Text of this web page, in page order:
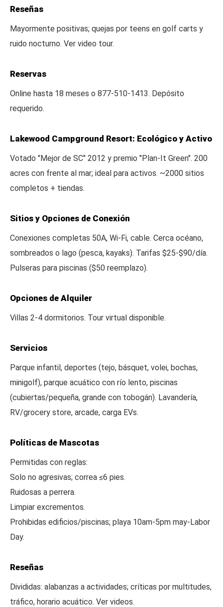
Reseñas
Mayormente positivas; quejas por teens en golf carts y
ruido nocturno. Ver video tour.
Reservas
Online hasta 18 meses o 877-510-1413. Depósito
requerido.
Lakewood Campground Resort: Ecológico y Activo
Votado "Mejor de SC" 2012 y premio "Plan-It Green". 200
acres con frente al mar; ideal para activos. ~2000 sitios
completos + tiendas.
Sitios y Opciones de Conexión
Conexiones completas 50A, Wi-Fi, cable. Cerca océano,
sombreados o lago (pesca, kayaks). Tarifas $25-$90/día.
Pulseras para piscinas ($50 reemplazo).
Opciones de Alquiler
Villas 2-4 dormitorios. Tour virtual disponible.
Servicios
Parque infantil, deportes (tejo, básquet, volei, bochas,
minigolf), parque acuático con río lento, piscinas
(cubiertas/pequeña, grande con tobogán). Lavandería,
RV/grocery store, arcade, carga EVs.
Políticas de Mascotas
Permitidas con reglas:
Solo no agresivas; correa ≤6 pies.
Ruidosas a perrera.
Limpiar excrementos.
Prohibidas edificios/piscinas; playa 10am-5pm may-Labor
Day.
Reseñas
Divididas: alabanzas a actividades; críticas por multitudes,
tráfico, horario acuático. Ver videos.